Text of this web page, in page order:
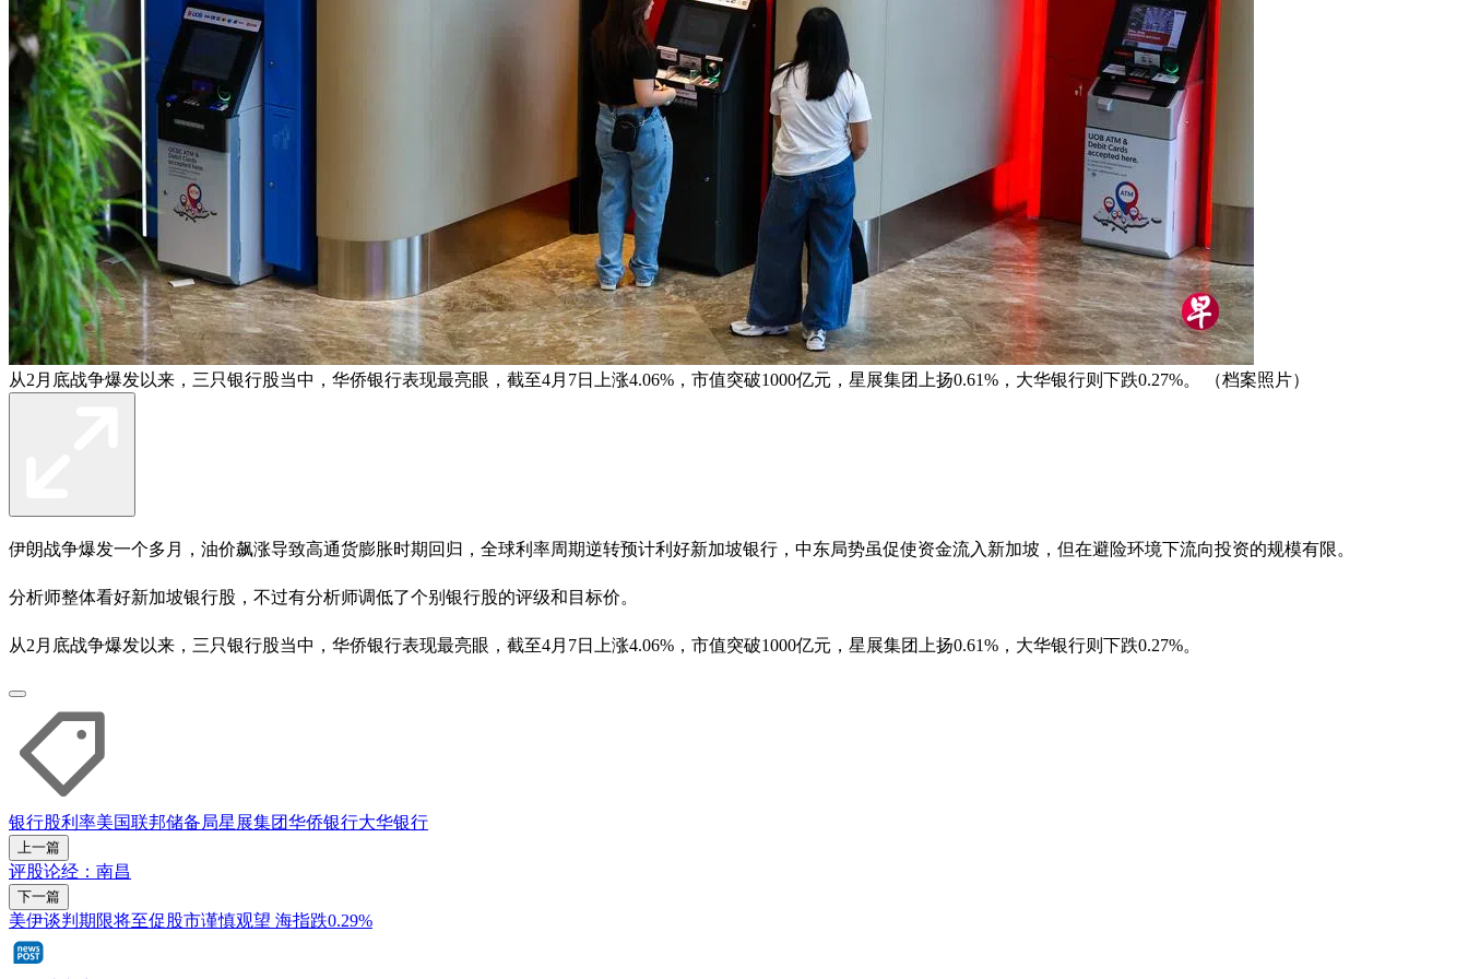
从2月底战争爆发以来，三只银行股当中，华侨银行表现最亮眼，截至4月7日上涨4.06%，市值突破1000亿元，星展集团上扬0.61%，大华银行则下跌0.27%。 （档案照片）
伊朗战争爆发一个多月，油价飙涨导致高通货膨胀时期回归，全球利率周期逆转预计利好新加坡银行，中东局势虽促使资金流入新加坡，但在避险环境下流向投资的规模有限。
分析师整体看好新加坡银行股，不过有分析师调低了个别银行股的评级和目标价。
从2月底战争爆发以来，三只银行股当中，华侨银行表现最亮眼，截至4月7日上涨4.06%，市值突破1000亿元，星展集团上扬0.61%，大华银行则下跌0.27%。
银行股利率美国联邦储备局星展集团华侨银行大华银行
上一篇
评股论经：南昌
下一篇
美伊谈判期限将至促股市谨慎观望 海指跌0.29%